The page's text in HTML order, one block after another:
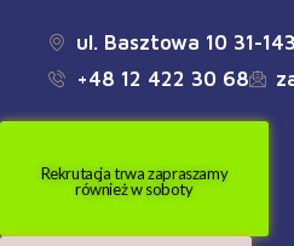
ul. Basztowa 10 31-
+48 12 422 30 68
Rekrutacja trwa zapraszamy
również w soboty